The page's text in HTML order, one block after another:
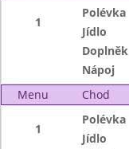
1
Polévka
Jídlo
Doplněk
Nápoj
Menu
Chod
1
Polévka
Jídlo